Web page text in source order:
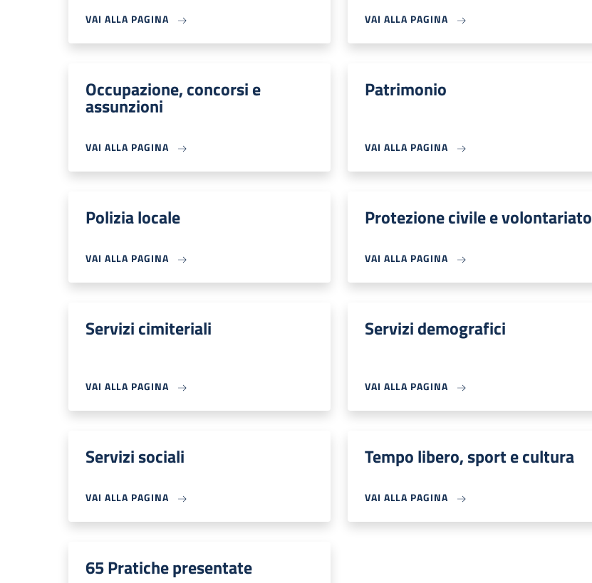
VAI ALLA PAGINA VAI ALLA PAGINA
Occupazione, concorsi e
assunzioni
VAI ALLA PAGINA
Patrimonio
VAI ALLA PAGINA
Polizia locale
VAI ALLA PAGINA
Protezione civile e volontariato
VAI ALLA PAGINA
Servizi cimiteriali
VAI ALLA PAGINA
Servizi demografici
VAI ALLA PAGINA
Servizi sociali
VAI ALLA PAGINA
Tempo libero, sport e cultura
VAI ALLA PAGINA
65 Pratiche presentate